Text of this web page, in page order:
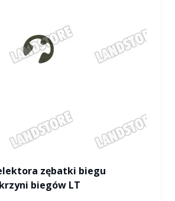
Land rover
zębatki biegu
biegów LT